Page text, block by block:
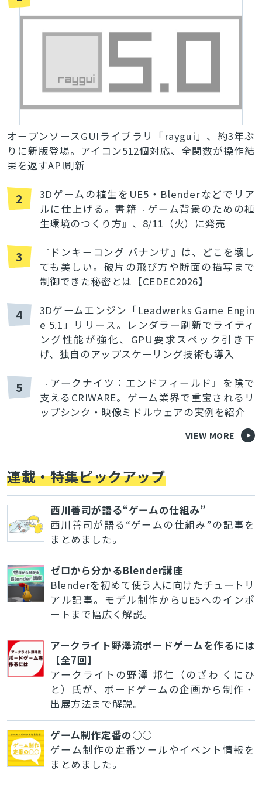
オープンソースGUIライブラリ「raygui」、約3年ぶ
りに新版登場。アイコン512個対応、全関数が操作結
果を返すAPI刷新
2
3Dゲームの植生をUE5・Blenderなどでリア
ルに仕上げる。書籍『ゲーム背景のための植
生環境のつくり方』、8/11（火）に発売
3
『ドンキーコング バナンザ』は、どこを壊し
ても美しい。破片の飛び方や断面の描写まで
制御できた秘密とは【CEDEC2026】
4
3Dゲームエンジン「Leadwerks Game Engin
e 5.1」リリース。レンダラー刷新でライティ
ング性能が強化、GPU要求スペック引き下
げ、独自のアップスケーリング技術も導入
5
『アークナイツ：エンドフィールド』を陰で
支えるCRIWARE。ゲーム業界で重宝されるリ
ップシンク・映像ミドルウェアの実例を紹介
VIEW MORE
連載・特集ピックアップ
西川善司が語る“ゲームの仕組み”
西川善司が語る“ゲームの仕組み”の記事を
まとめました。
ゼロから分かるBlender講座
Blenderを初めて使う人に向けたチュートリ
アル記事。モデル制作からUE5へのインポ
ートまで幅広く解説。
アークライト野澤流ボードゲームを作るには
【全7回】
アークライトの野澤 邦仁（のざわ くにひ
と）氏が、ボードゲームの企画から制作・
出展方法まで解説。
ゲーム制作定番の○○
ゲーム制作の定番ツールやイベント情報を
まとめました。